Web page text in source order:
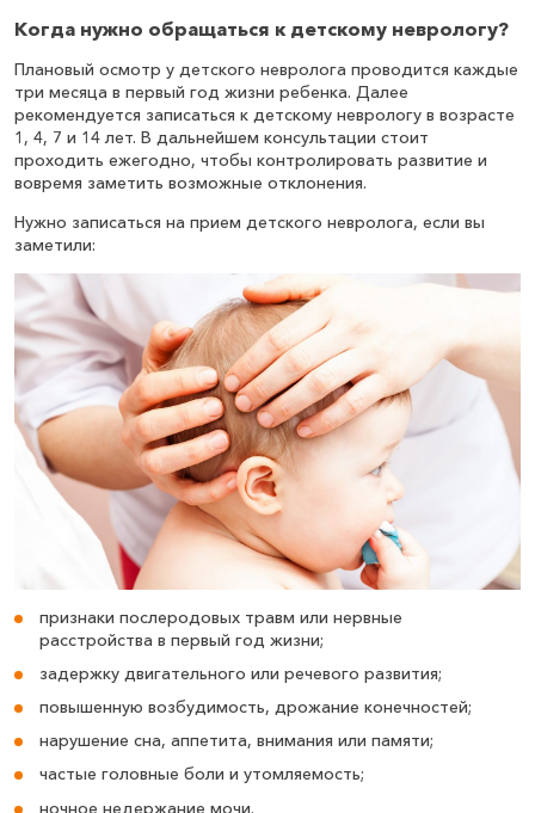
Когда нужно обращаться к детскому неврологу?
Плановый осмотр у детского невролога проводится каждые
три месяца в первый год жизни ребенка. Далее
рекомендуется записаться к детскому неврологу в возрасте
1, 4, 7 и 14 лет. В дальнейшем консультации стоит
проходить ежегодно, чтобы контролировать развитие и
вовремя заметить возможные отклонения.
Нужно записаться на прием детского невролога, если вы
заметили:
признаки послеродовых травм или нервные
расстройства в первый год жизни;
задержку двигательного или речевого развития;
повышенную возбудимость, дрожание конечностей;
нарушение сна, аппетита, внимания или памяти;
частые головные боли и утомляемость;
ночное недержание мочи.